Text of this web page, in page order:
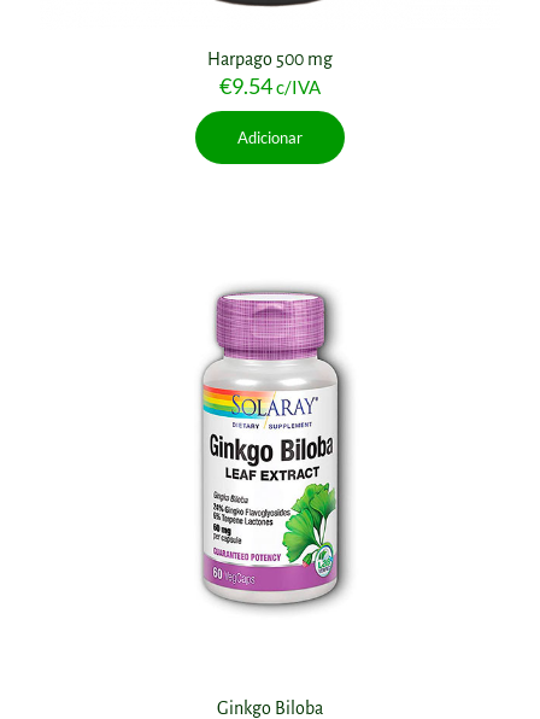
Harpago 500 mg
€9.54c/IVA
Adicionar
Ginkgo Biloba